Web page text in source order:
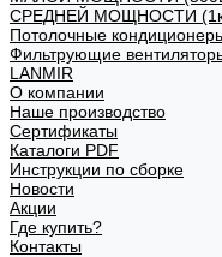
СРЕДНЕЙ МОЩНОСТИ
Потолочные
Фильтрующие
LANMIR
О компании
Наше производство
Сертификаты
Каталоги PDF
Инструкции по сборке
Новости
Акции
Где купить?
Контакты